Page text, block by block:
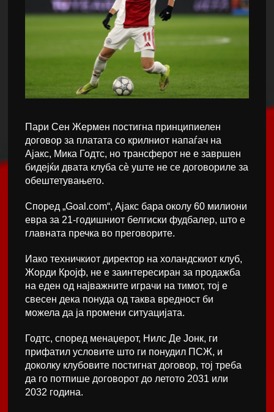
Пари Сен Жермен постигна принципиелен
договор за платата со крилниот напаѓач на
Ајакс, Мика Годтс, но трансферот не е завршен
бидејќи двата клуба сè уште не се договориле за
обештетувањето.
Според „Goal.com“, Ајакс бара околу 60 милиони
евра за 21-годишниот белгиски фудбалер, што е
главната пречка во преговорите.
Иако техничкиот директор на холандскиот клуб,
Жорди Кројф, не е заинтересиран за продажба
на еден од најважните играчи на тимот, тој е
свесен дека понуда од таква вредност би
можела да ја промени ситуацијата.
Годтс, според менаџерот, Нилс Де Јонк, ги
прифатил условите што ги понудил ПСЖ, и
доколку клубовите постигнат договор, тој треба
да го потпише договорот до летото 2031 или
2032 година.